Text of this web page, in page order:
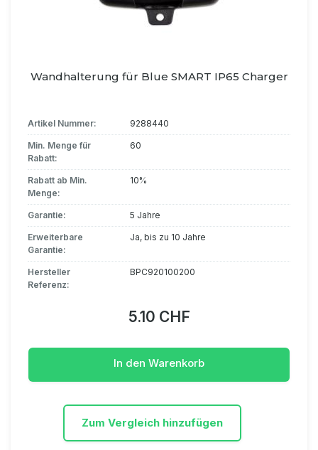
Wandhalterung für Blue SMART IP65 Charger
Artikel Nummer: 9288440
Min. Menge für
Rabatt:
60
Rabatt ab Min.
Menge:
10%
Garantie: 5 Jahre
Erweiterbare
Garantie:
Ja, bis zu 10 Jahre
Hersteller
Referenz:
BPC920100200
5.10 CHF
In den Warenkorb
Zum Vergleich hinzufügen